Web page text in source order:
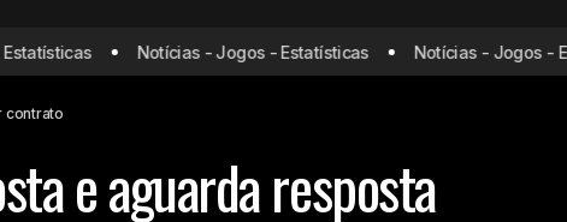
Vasco melhora proposta e aguarda resposta de Léo Jardim
contrato
Notícias - Jogos - Estatísticas Notícias - Jogos -
contrato
e aguarda resposta